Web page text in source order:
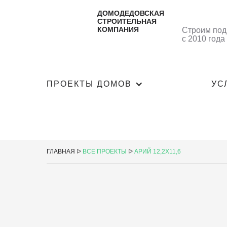
ДОМОДЕДОВСКАЯ
СТРОИТЕЛЬНАЯ
КОМПАНИЯ
Строим
с 2010 года
ПРОЕКТЫ ДОМОВ
ГЛАВНАЯ ᐅ ВСЕ ПРОЕКТЫ ᐅ АРИЙ 12,2Х11,6